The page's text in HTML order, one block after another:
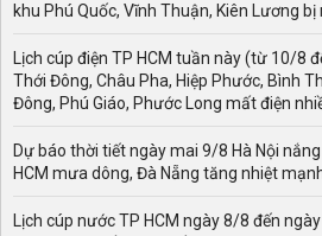
khu Phú Quốc, Vĩnh Thuận, Kiên Lương
Lịch cúp điện TP HCM tuần này (từ 10/8
Thới Đông, Châu Pha, Hiệp Phước, Bình
Đông, Phú Giáo, Phước Long mất điện
Dự báo thời tiết ngày mai 9/8 Hà Nội
HCM mưa dông, Đà Nẵng tăng nhiệt
Lịch cúp nước TP HCM ngày 8/8 đến